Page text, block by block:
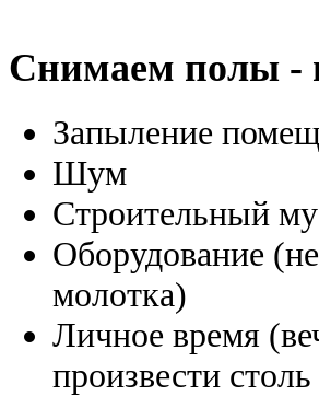
Снимаем полы -
Запыление
Шум
Строительный
Оборудование
молотка)
Личное время
произвести